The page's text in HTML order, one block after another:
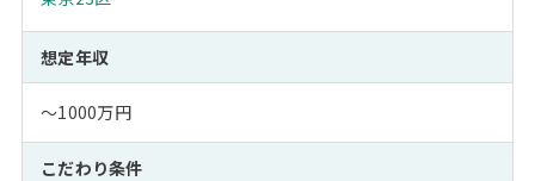
想定年収
～1000万円
こだわり条件